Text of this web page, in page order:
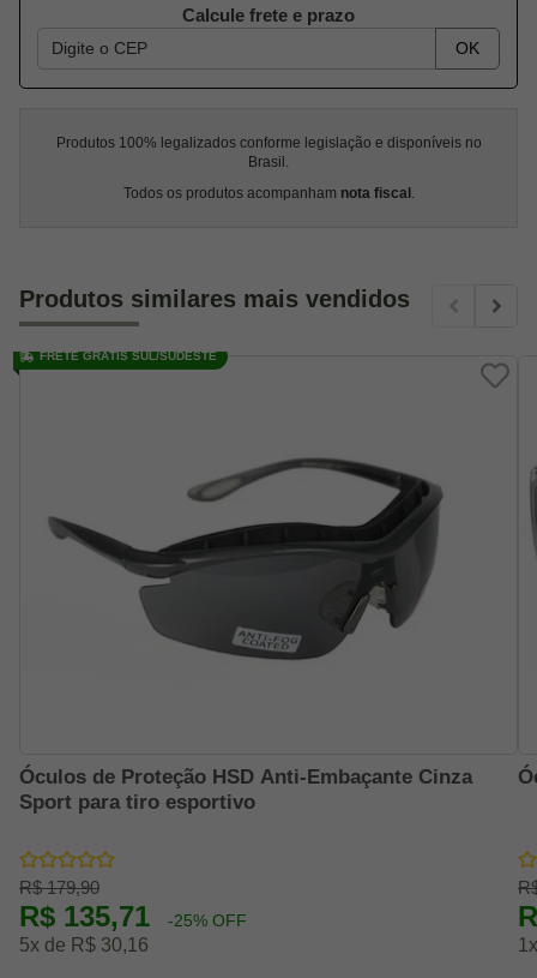
Calcule frete e prazo
OK
Produtos 100% legalizados conforme legislação e disponíveis no
Brasil.
Todos os produtos acompanham nota fiscal.
Produtos similares mais vendidos
Óculos de Proteção HSD Anti-Embaçante Cinza
Sport para tiro esportivo
R$ 179,90
R$ 135,71 -25% OFF
5x de R$ 30,16
FRETE GRÁTIS SUL/SUDESTE